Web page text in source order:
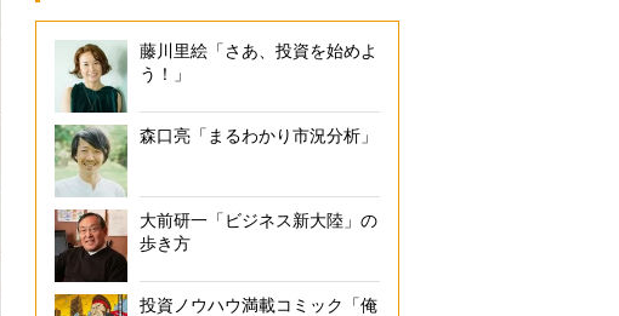
藤川里絵「さあ、投資を始めよ
う！」
森口亮「まるわかり市況分析」
大前研一「ビジネス新大陸」の
歩き方
投資ノウハウ満載コミック「俺